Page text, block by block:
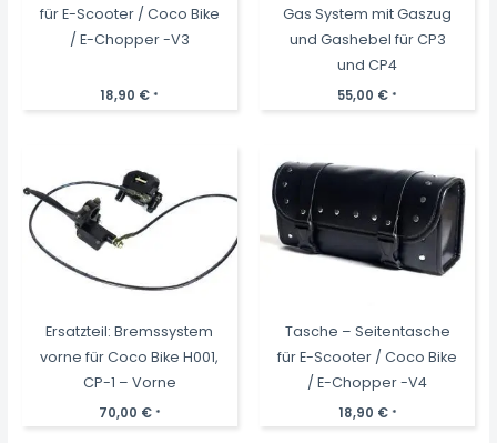
für E-Scooter / Coco Bike
/ E-Chopper -V3
18,90 € *
Gas System mit Gaszug
und Gashebel für CP3
und CP4
55,00 € *
Ersatzteil: Bremssystem
vorne für Coco Bike H001,
CP-1 – Vorne
70,00 € *
Tasche – Seitentasche
für E-Scooter / Coco Bike
/ E-Chopper -V4
18,90 € *